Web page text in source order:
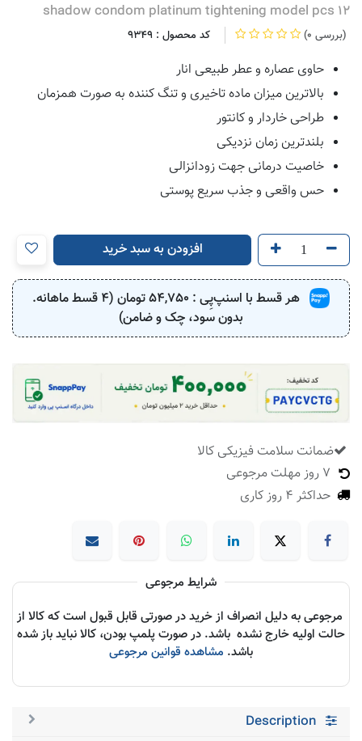
shadow condom platinum tightening model pcs 12
(0 بررسی) کد محصول : 9349
حاوی عصاره و عطر طبیعی انار
بالاترین میزان ماده تاخیری و تنگ کننده به صورت همزمان
طراحی خاردار و کانتور
بلندترین زمان نزدیکی
خاصیت درمانی جهت زودانزالی
حس واقعی و جذب سریع پوستی
افزودن به سبد خرید
هر قسط با اسنپ‌پِی : 54,750
تومان (4 قسط ماهانه.
بدون سود، چک و ضامن)
ضمانت سلامت فیزیکی کالا
حداکثر 4 روز کاری
شرایط مرجوعی
مرجوعی به دلیل انصراف از خرید در صورتی قابل قبول است که کالا از
حالت اولیه خارج نشده باشد. در صورت پلمپ بودن، کالا نباید باز شده
باشد. مشاهده قوانین مرجوعی
Description